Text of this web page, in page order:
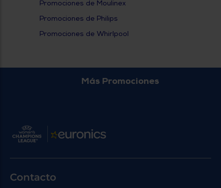
Promociones de Moulinex
Promociones de Philips
Promociones de Whirlpool
Más Promociones
Contacto